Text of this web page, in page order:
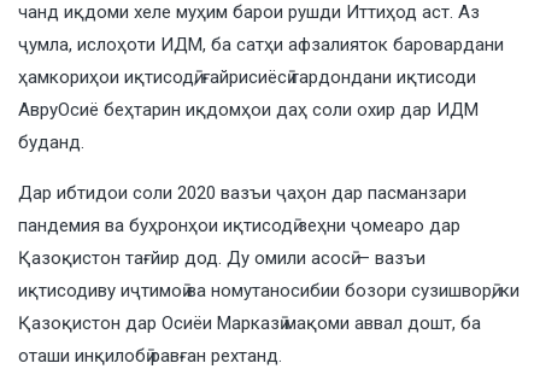
чанд иқдоми хеле муҳим барои рушди Иттиҳод аст. Аз
ҷумла, ислоҳоти ИДМ, ба сатҳи афзалияток баровардани
ҳамкориҳои иқтисодӣ, ғайрисиёсӣ гардондани иқтисоди
АвруОсиё беҳтарин иқдомҳои даҳ соли охир дар ИДМ
буданд.
Дар ибтидои соли 2020 вазъи ҷаҳон дар пасманзари
пандемия ва буҳронҳои иқтисодӣ зеҳни ҷомеаро дар
Қазоқистон тағйир дод. Ду омили асосӣ — вазъи
иқтисодиву иҷтимоӣ ва номутаносибии бозори сузишворӣ, ки
Қазоқистон дар Осиёи Марказӣ мақоми аввал дошт, ба
оташи инқилобӣ равған рехтанд.